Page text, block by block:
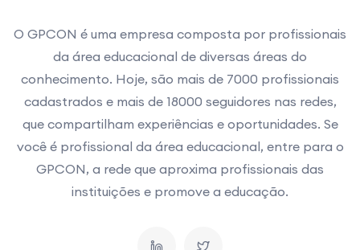
O GPCON é uma empresa composta por profissionais
da área educacional de diversas áreas do
conhecimento. Hoje, são mais de 7000 profissionais
cadastrados e mais de 18000 seguidores nas redes,
que compartilham experiências e oportunidades. Se
você é profissional da área educacional, entre para o
GPCON, a rede que aproxima profissionais das
instituições e promove a educação.